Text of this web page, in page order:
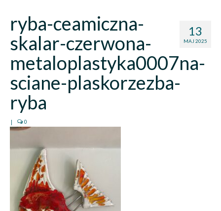
Sklep
Kim jesteśmy?
Kontakt
Deutsch
13
MAJ 2025
ryba-ceamiczna-
skalar-czerwona-
metaloplastyka0007na-
sciane-plaskorzezba-
ryba
| 0